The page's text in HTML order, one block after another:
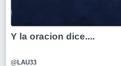
Y la oracion dice....
@LAU33